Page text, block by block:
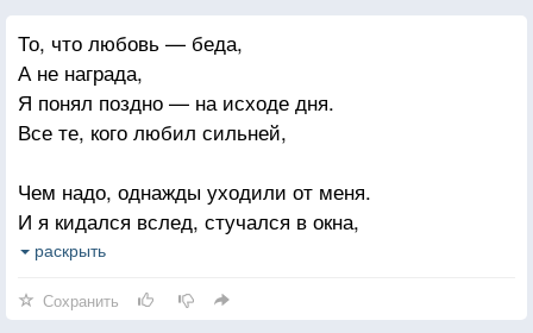
Ведь прощаемся мы не с людьми,
Не с местами, и не в том,
Между нами, расставания суть.
Всякий раз мы прощаемся
Что уже не вернуть.
То, что любовь — беда,
А не награда,
Я понял поздно — на исходе дня.
Все те, кого любил сильней,
Чем надо, однажды уходили от меня.
И я кидался вслед, стучался в окна,
И знал, что зря, и становился плох,
раскрыть
Сохранить